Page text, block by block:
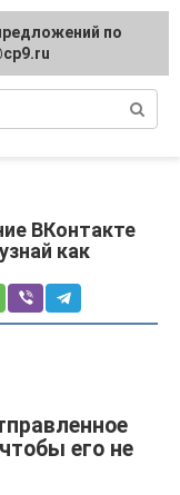
ВКонтакте
как
его не
по